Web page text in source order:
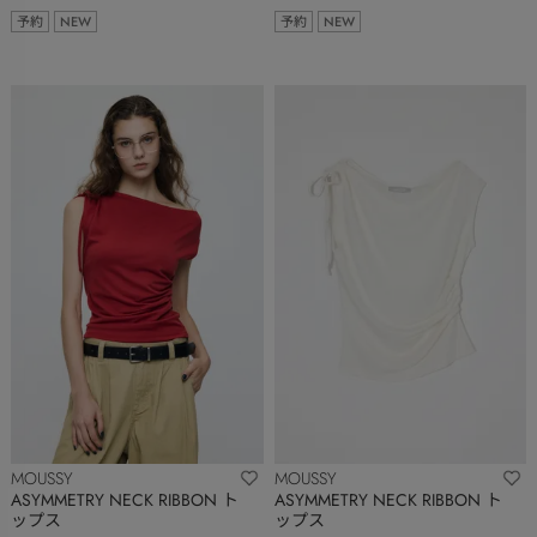
予約 NEW 予約 NEW
MOUSSY
ASYMMETRY NECK RIBBON ト
ップス
MOUSSY
ASYMMETRY NECK RIBBON ト
ップス